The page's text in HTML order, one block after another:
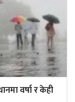
वर्षा र केही